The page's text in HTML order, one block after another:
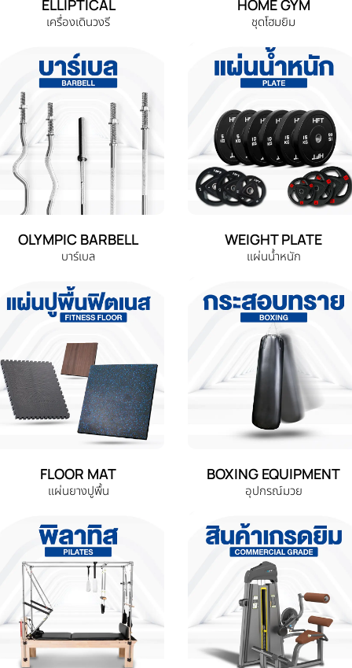
ELLIPTICAL
เครื่องเดินวงรี
HOME GYM
ชุดโฮมยิม
OLYMPIC BARBELL
บาร์เบล
WEIGHT PLATE
แผ่นน้ำหนัก
FLOOR MAT
แผ่นยางปูพื้น
BOXING EQUIPMENT
อุปกรณ์มวย